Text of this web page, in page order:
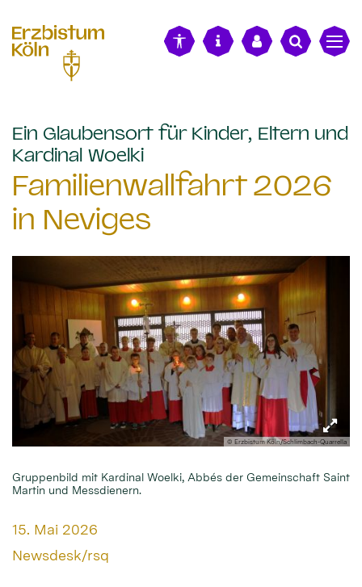
Ein Glaubensort für Kinder, Eltern und
Kardinal Woelki:
Familienwallfahrt 2026
in Neviges
© Erzbistum Köln/Schlimbach-Quarrella
Gruppenbild mit Kardinal Woelki, Abbés der Gemeinschaft Saint
Martin und Messdienern.
Datum:
15. Mai 2026
Von:
Newsdesk/rsq